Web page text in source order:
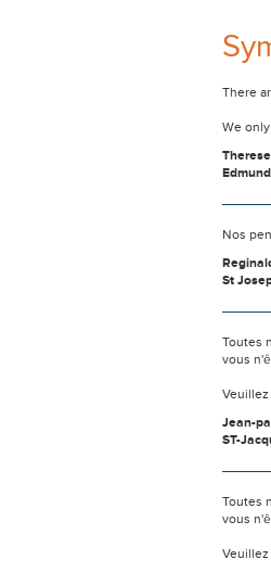
There
We
Nos
St
Toutes
vous
Jean-
ST-
Toutes
vous